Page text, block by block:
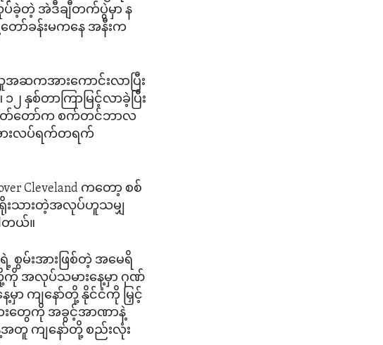
ပ်ခဲ့တဲ့ အဲဒီချီတက်ပွဲမှာ န
ော်ခန်းမကနေ အနီးက
ကအားကောင်းလာပြီး
စ်တာကြာမြင့်လာခဲ့ပြီး
လွှတ်တော်က စက်တင်ဘာလ
ားလပ်ရက်တရက်
Cleveland ကတော့ စစ်
းသားတဲ့အလုပ်ဟူသမျှ
ယ်။
စွမ်းအားဖြစ်တဲ့ အမေရိ
ကို အလုပ်သမားနေ့မှာ ဂုဏ်
မှာ ကျနော်တို့ နိုင်ငံကို မြှင့်
းတွေကို အခွင့်အာဏာနဲ့
အတူ ကျနော်တို့ စည်းလုံး